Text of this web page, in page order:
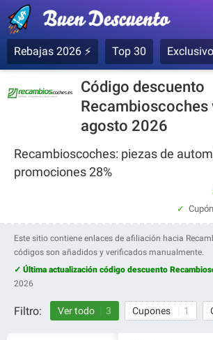
Rebajas 2026 ⚡ Top 30 Exclusivo
Código descuento
agosto 2026
Recambioscoches: piezas de
promociones 28%
Este sitio contiene enlaces de afiliación hacia
códigos son añadidos y verificados manualmente.
✓ Última actualización código descuento
2026
Filtro: Ver todo 3 Cupones 1